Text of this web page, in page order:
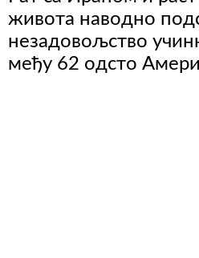
живота наводно
незадовољство
међу 62 одсто